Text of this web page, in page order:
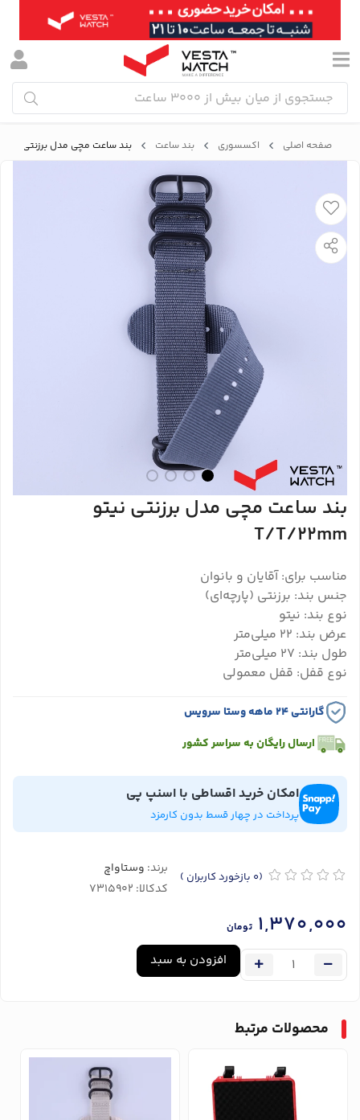
صفحه اصلی اکسسوری بند ساعت بند ساعت مچی مدل برزنتی نیتو T/T/22mm
بند ساعت مچی مدل برزنتی نیتو
T/T/22mm
مناسب برای: آقایان و بانوان
جنس بند: برزنتی (پارچه‌ای)
نوع بند: نیتو
عرض بند: 22 میلی‌متر
طول بند: 27 میلی‌متر
نوع قفل: قفل معمولی
گارانتی ۲۴ ماهه وستا سرویس
ارسال رایگان به سراسر کشور
امکان خرید اقساطی با اسنپ پی
پرداخت در چهار قسط بدون کارمزد
(0 بازخورد کاربران ) برند: وستاواچ
کدکالا:
1,370,000 تومان
افزودن به سبد
محصولات مرتبط